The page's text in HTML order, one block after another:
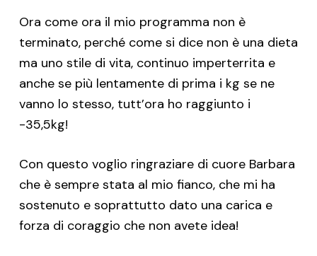
Ora come ora il mio programma non è
terminato, perché come si dice non è una dieta
ma uno stile di vita, continuo imperterrita e
anche se più lentamente di prima i kg se ne
vanno lo stesso, tutt’ora ho raggiunto i
-35,5kg!
Con questo voglio ringraziare di cuore Barbara
che è sempre stata al mio fianco, che mi ha
sostenuto e soprattutto dato una carica e
forza di coraggio che non avete idea!